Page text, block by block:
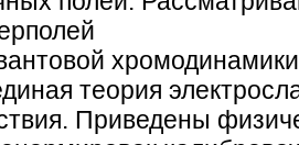
теория
Приведены